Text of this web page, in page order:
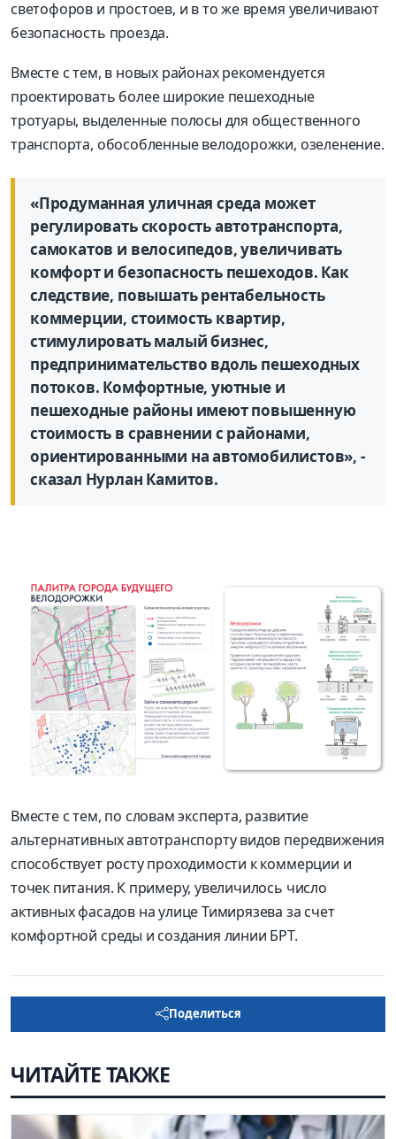
светофоров и простоев, и в то же время увеличивают
безопасность проезда.
Вместе с тем, в новых районах рекомендуется
проектировать более широкие пешеходные
тротуары, выделенные полосы для общественного
транспорта, обособленные велодорожки, озеленение.
«Продуманная уличная среда может
регулировать скорость автотранспорта,
самокатов и велосипедов, увеличивать
комфорт и безопасность пешеходов. Как
следствие, повышать рентабельность
коммерции, стоимость квартир,
стимулировать малый бизнес,
предпринимательство вдоль пешеходных
потоков. Комфортные, уютные и
пешеходные районы имеют повышенную
стоимость в сравнении с районами,
ориентированными на автомобилистов», -
сказал Нурлан Камитов.
Вместе с тем, по словам эксперта, развитие
альтернативных автотранспорту видов передвижения
способствует росту проходимости к коммерции и
точек питания. К примеру, увеличилось число
активных фасадов на улице Тимирязева за счет
комфортной среды и создания линии БРТ.
Поделиться
ЧИТАЙТЕ ТАКЖЕ